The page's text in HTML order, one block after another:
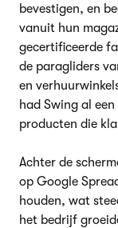
bevestigen, en
vanuit hun
gecertificeerde
de paragliders
en
had Swing al
producten die
Achter de
op Google
houden, wat
het bedrijf